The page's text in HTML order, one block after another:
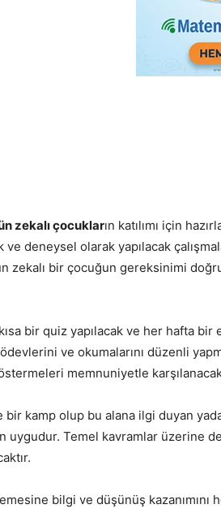
zekalı çocukların katılımı için
deneysel olarak yapılacak
zekalı bir çocuğun gereksinimi
bir quiz yapılacak ve her hafta
ve okumalarını düzenli
memnuniyetle
kamp olup bu alana ilgi duyan
uygudur. Temel kavramlar üzerine
bilgi ve düşünüş kazanımını